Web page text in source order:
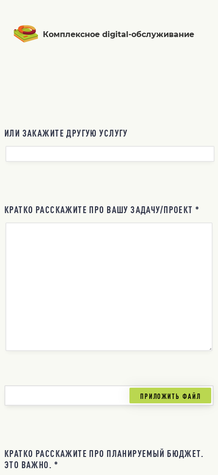
Комплексное digital-обслуживание
ИЛИ ЗАКАЖИТЕ ДРУГУЮ УСЛУГУ
КРАТКО РАССКАЖИТЕ ПРО ВАШУ ЗАДАЧУ/ПРОЕКТ *
КРАТКО РАССКАЖИТЕ ПРО ПЛАНИРУЕМЫЙ БЮДЖЕТ.
ЭТО ВАЖНО. *